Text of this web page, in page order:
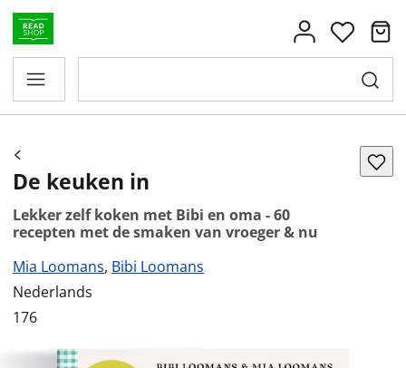
De keuken in
Lekker zelf koken met Bibi en oma - 60
recepten met de smaken van vroeger & nu
Mia Loomans, Bibi Loomans
Nederlands
176